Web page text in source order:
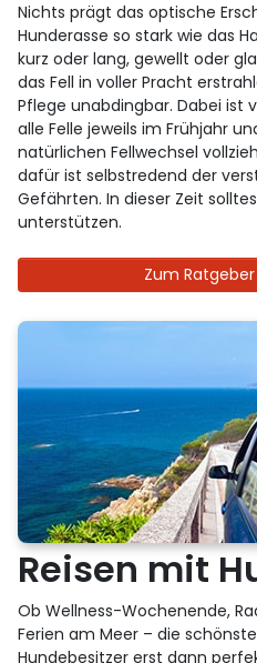
Nichts prägt das optische
Hunderasse so stark wie das
kurz oder lang, gewellt oder
das Fell in voller Pracht
Pflege unabdingbar. Dabei ist
alle Felle jeweils im Frühjahr
natürlichen Fellwechsel
dafür ist selbstredend der
Gefährten. In dieser Zeit
unterstützen.
Zum
Reisen mit
Ob Wellness-Wochenende,
Ferien am Meer – die
Hundebesitzer erst dann